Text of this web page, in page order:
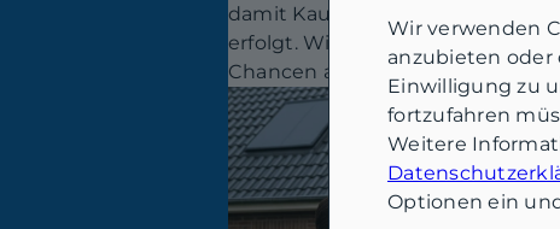
damit Kauf oder Verkauf auf einer
erfolgt. Wir unterstützen Sie
Chancen am Markt bestmöglich
Wir verwenden
anzubieten oder
Einwilligung zu
fortzufahren
Weitere
Optionen ein